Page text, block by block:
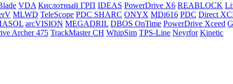
VDA Кислотный ГРП IDEAS PowerDrive X6 REABLOCK
MLWD TeleScope PDC SHARC ONYX MDi616 PDC Direct
arcVISION MEGADRIL DBOS OnTime PowerDrive Xceed
Archer 475 TrackMaster CH WhipSim TPS-Line Neyrfor Kinetic